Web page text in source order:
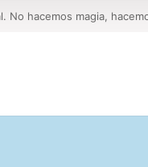
No hacemos magia,